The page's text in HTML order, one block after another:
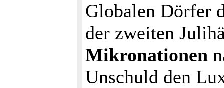
Globalen Dörfer
der zweiten
Mikronationen
Unschuld den